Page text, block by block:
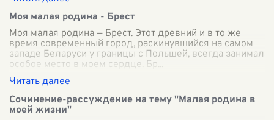
Моя малая родина - Брест
Моя малая родина — Брест. Этот древний и в то же
время современный город, раскинувшийся на самом
западе Беларуси у границы с Польшей, всегда занимал
особое место в моем сердце. Бр
Сочинение-рассуждение на тему "Малая родина в
моей жизни"